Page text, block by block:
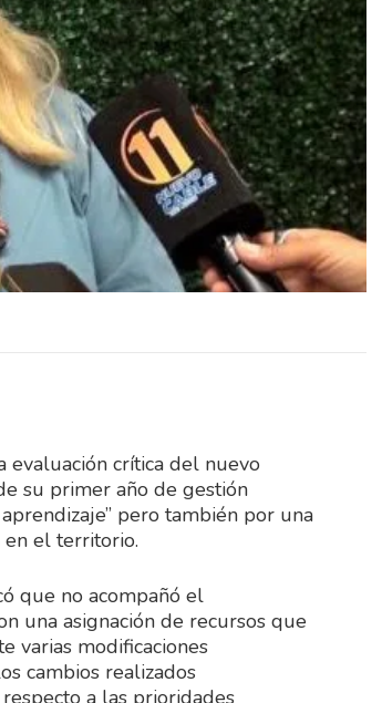
evaluación crítica del nuevo
su primer año de gestión
pero también por una
en el territorio.
que no acompañó el
una asignación de recursos que
varias modificaciones
cambios realizados
El Sindicato Nacional de la
Construcción (SUNCA) realizará este
sábado una celebración por el Día del
Niño en Fray…